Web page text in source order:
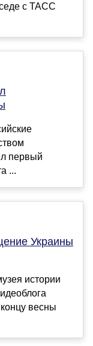
с ТАСС
первый
...
Украины
истории
весны